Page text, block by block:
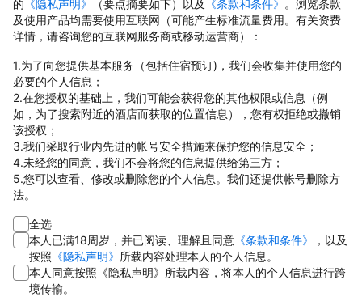
的 《隐私声明》 （要点摘要如下）以及 《条款和条件》 。浏览条款
及使用产品均需要使用互联网（可能产生标准流量费用。有关资费
详情，请咨询您的互联网服务商或移动运营商）：
1.为了向您提供基本服务（包括住宿预订)，我们会收集并使用您的
必要的个人信息；
2.在您授权的基础上，我们可能会获得您的其他权限或信息（例
如，为了搜索附近的酒店而获取的位置信息），您有权拒绝或撤销
该授权；
3.我们采取行业内先进的帐号安全措施来保护您的信息安全；
4.未经您的同意，我们不会将您的信息提供给第三方；
5.您可以查看、修改或删除您的个人信息。我们还提供帐号删除方
法。
全选
本人已满18周岁，并已阅读、理解且同意 《条款和条件》
，以及
按照 《隐私声明》 所载内容处理本人的个人信息。
本人同意按照《隐私声明》所载内容，将本人的个人信息进行跨
境传输。